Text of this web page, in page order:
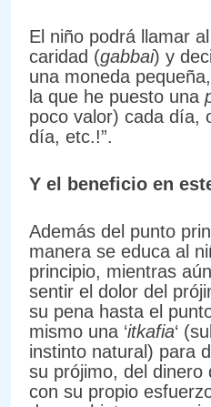
El niño podrá llamar
caridad (gabbai) y
una moneda
la que he puesto una
poco valor) cada día,
día, etc.!”.
Y el beneficio en
Además del punto
manera se educa al
principio, mientras
sentir el dolor del
su pena hasta el
mismo una ‘itkafia‘
instinto natural) para
su prójimo, del dinero
con su propio